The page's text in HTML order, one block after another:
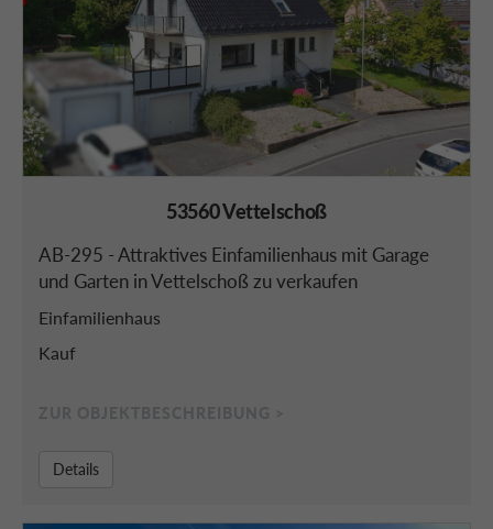
53560 Vettelschoß
AB-295 - Attraktives Einfamilienhaus mit Garage
und Garten in Vettelschoß zu verkaufen
Einfamilienhaus
Kauf
Details